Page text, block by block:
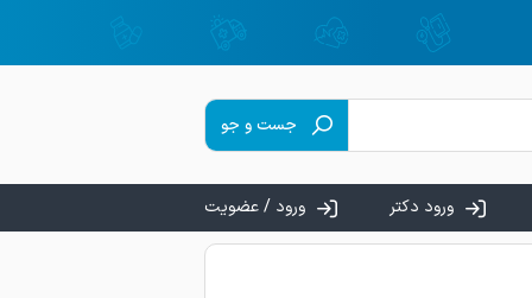
جست و جو
ورود دکتر ورود / عضویت